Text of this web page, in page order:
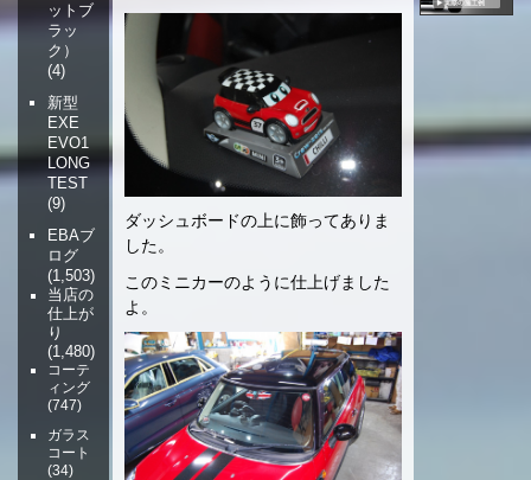
ダッシュボードの上に飾ってありま
した。
このミニカーのように仕上げました
よ。
ットブ
ラッ
ク）
(4)
新型
EXE
EVO1
LONG
TEST
(9)
EBAブ
ログ
(1,503)
当店の
仕上が
り
(1,480)
コーテ
ィング
(747)
ガラス
コート
(34)